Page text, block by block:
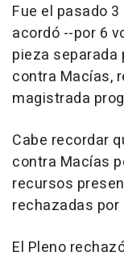
Fue el pasado
acordó --por 6
pieza separada
contra Macías,
magistrada
Cabe recordar
contra Macías
recursos
rechazadas
El Pleno